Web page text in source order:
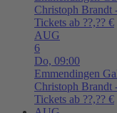
Christoph Brandt
Tickets ab ??,?? €
AUG
6
Do, 09:00
Emmendingen
Christoph Brandt
Tickets ab ??,?? €